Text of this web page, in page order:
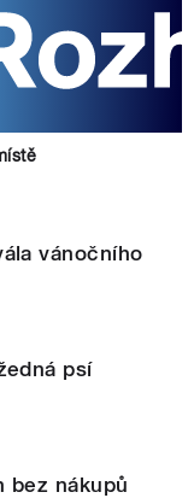
vánočního
psí
bez nákupů